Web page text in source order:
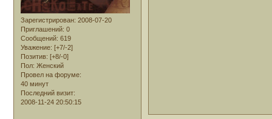
Зарегистрирован: 2008-07-20
Приглашений: 0
Сообщений: 619
Уважение: [+7/-2]
Позитив: [+8/-0]
Пол: Женский
Провел на форуме:
40 минут
Последний визит:
2008-11-24 20:50:15